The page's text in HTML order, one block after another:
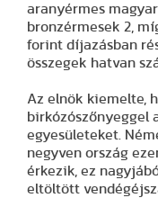
aranyérmes
bronzérmesek 2,
forint díjazásban
összegek hatvan
Az elnök kiemelte,
birkózószőnyeggel
egyesületeket.
negyven ország
érkezik, ez
eltöltött